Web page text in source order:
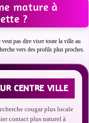
mature à
?
pas dire viser toute la ville au
vers des profils plus proches.
CENTRE VILLE
cougar plus locale
contact plus naturel à